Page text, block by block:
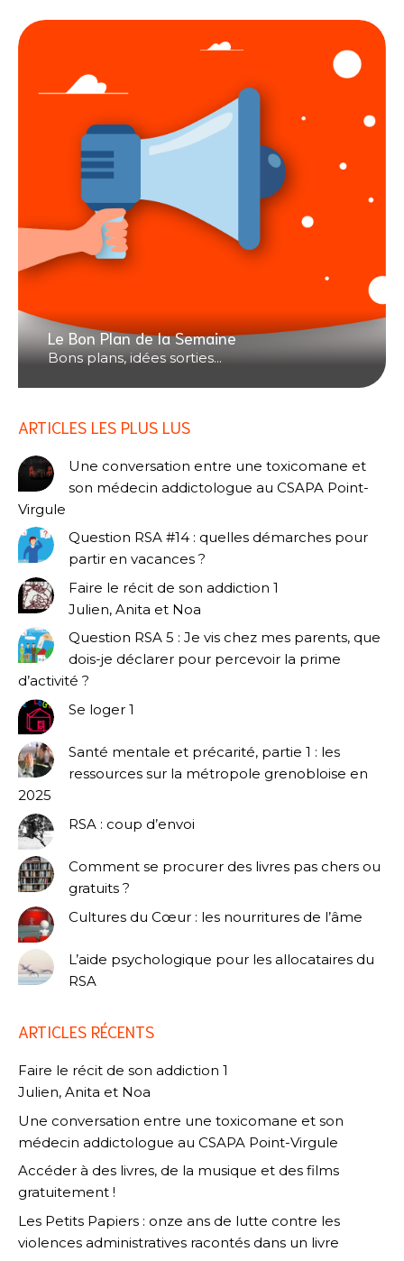
Le Bon Plan de la Semaine
Bons plans, idées sorties...
ARTICLES LES PLUS LUS
Une conversation entre une toxicomane et
son médecin addictologue au CSAPA Point-
Virgule
Question RSA #14 : quelles démarches pour
partir en vacances ?
Faire le récit de son addiction 1
Julien, Anita et Noa
Question RSA 5 : Je vis chez mes parents, que
dois-je déclarer pour percevoir la prime
d’activité ?
Se loger 1
Santé mentale et précarité, partie 1 : les
ressources sur la métropole grenobloise en
2025
RSA : coup d’envoi
Comment se procurer des livres pas chers ou
gratuits ?
Cultures du Cœur : les nourritures de l’âme
L’aide psychologique pour les allocataires du
RSA
ARTICLES RÉCENTS
Faire le récit de son addiction 1
Julien, Anita et Noa
Une conversation entre une toxicomane et son
médecin addictologue au CSAPA Point-Virgule
Accéder à des livres, de la musique et des films
gratuitement !
Les Petits Papiers : onze ans de lutte contre les
violences administratives racontés dans un livre